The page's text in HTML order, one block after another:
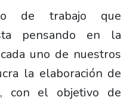
de trabajo que
pensando en la
uno de nuestros
la elaboración de
con el objetivo de